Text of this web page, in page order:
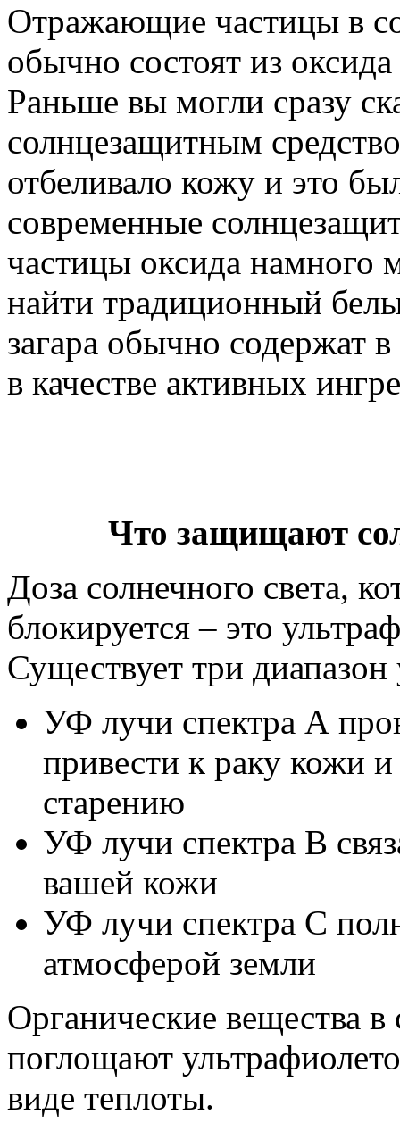
Отражающие частицы в
обычно состоят из
Раньше вы могли сразу
солнцезащитным
отбеливало кожу и это
современные
частицы оксида намного
найти традиционный
загара обычно содержат
в качестве активных
Что защищают
Доза солнечного света,
блокируется – это
Существует три диапазон
УФ лучи спектра А
привести к раку кожи
старению
УФ лучи спектра В
вашей кожи
УФ лучи спектра С
атмосферой земли
Органические вещества
поглощают
виде теплоты.